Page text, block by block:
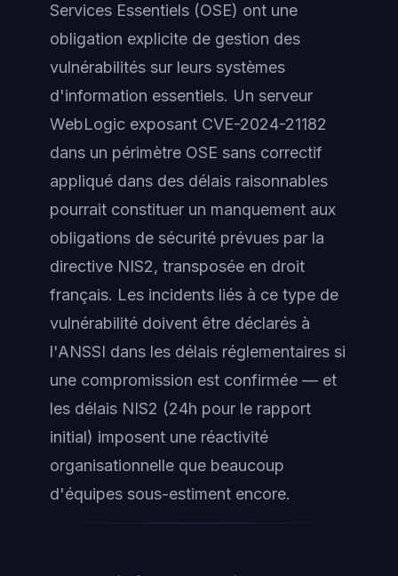
Services Essentiels (OSE) ont une
obligation explicite de gestion des
vulnérabilités sur leurs systèmes
d'information essentiels. Un serveur
WebLogic exposant CVE-2024-21182
dans un périmètre OSE sans correctif
appliqué dans des délais raisonnables
pourrait constituer un manquement aux
obligations de sécurité prévues par la
directive NIS2, transposée en droit
français. Les incidents liés à ce type de
vulnérabilité doivent être déclarés à
l'ANSSI dans les délais réglementaires si
une compromission est confirmée — et
les délais NIS2 (24h pour le rapport
initial) imposent une réactivité
organisationnelle que beaucoup
d'équipes sous-estiment encore.